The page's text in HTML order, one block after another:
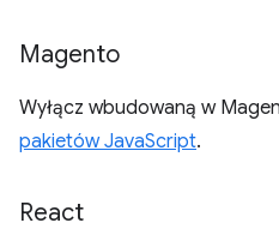
Magento
Wyłącz wbudowaną w
pakietów JavaScript.
React